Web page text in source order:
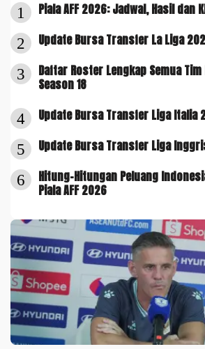
1 Piala AFF 2026: Jadwal, Hasil dan
2 Update Bursa Transfer La Liga
3
Daftar Roster Lengkap Semua
Season 18
4 Update Bursa Transfer Liga Italia
5 Update Bursa Transfer Liga
6
Hitung-Hitungan Peluang
Piala AFF 2026